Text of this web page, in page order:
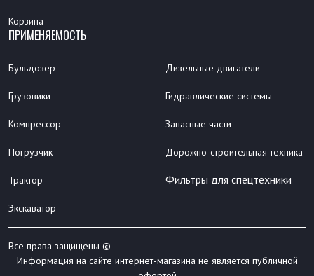
Корзина
ПРИМЕНЯЕМОСТЬ
Бульдозер
Грузовики
Компрессор
Погрузчик
Трактор
Экскаватор
Дизельные двигатели
Гидравлические системы
Запасные части
Дорожно-строительная техника
Фильтры для спецтехники
Все права защищены ©
Информация на сайте интернет-магазина не является публичной